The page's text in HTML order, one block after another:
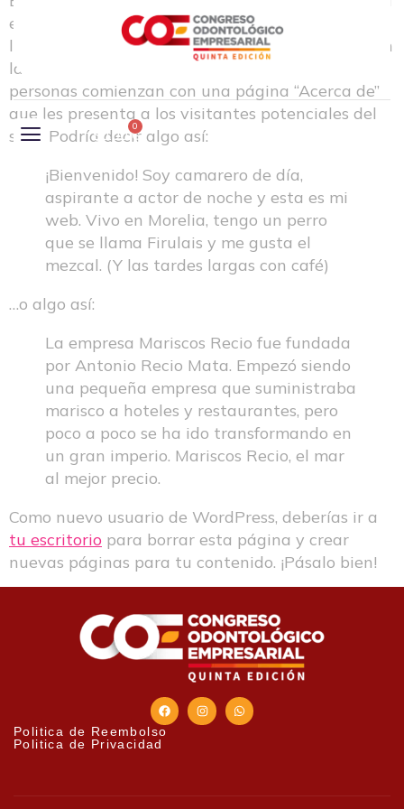
$ 0.00
0
entrada del blog porque permanecerá en un solo
lugar y aparecerá en la navegación de su sitio (en
la mayoría de los temas). La mayoría de las
personas comienzan con una página “Acerca de”
que les presenta a los visitantes potenciales del
sitio. Podría decir algo así:
¡Bienvenido! Soy camarero de día,
aspirante a actor de noche y esta es mi
web. Vivo en Morelia, tengo un perro
que se llama Firulais y me gusta el
mezcal. (Y las tardes largas con café)
…o algo así:
La empresa Mariscos Recio fue fundada
por Antonio Recio Mata. Empezó siendo
una pequeña empresa que suministraba
marisco a hoteles y restaurantes, pero
poco a poco se ha ido transformando en
un gran imperio. Mariscos Recio, el mar
al mejor precio.
Como nuevo usuario de WordPress, deberías ir a
tu escritorio para borrar esta página y crear
nuevas páginas para tu contenido. ¡Pásalo bien!
Politica de Reembolso
Politica de Privacidad